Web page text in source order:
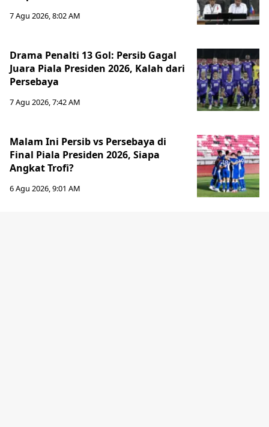
7 Agu 2026, 8:02 AM
Drama Penalti 13 Gol: Persib Gagal
Juara Piala Presiden 2026, Kalah dari
Persebaya
7 Agu 2026, 7:42 AM
Malam Ini Persib vs Persebaya di
Final Piala Presiden 2026, Siapa
Angkat Trofi?
6 Agu 2026, 9:01 AM